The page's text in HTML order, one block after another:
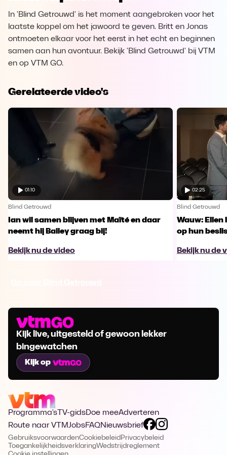
In 'Blind Getrouwd' is het moment aangebroken voor het
laatste koppel om het jawoord te geven. Britt en Jonas
ontmoeten elkaar voor het eerst in het echt en beginnen
samen aan hun avontuur. Bekijk 'Blind Getrouwd' bij VTM
en op VTM GO.
Gerelateerde video's
01:10
Blind Getrouwd
Ian wil samen blijven met Maïté en daar
neemt hij Bailey graag bij!
Bekijk nu de video
02:25
Blind Getrouwd
Wauw:
op hun
Bekijk nu de
Kijk live, uitgesteld of gewoon lekker
bingewatchen
Kijk op
Programma's TV-gidsDoe meeAdverteren
Route naar VTMJobsFAQNieuwsbrief
GebruiksvoorwaardenCookiebeleid Privacybeleid
ToegankelijkheidsverklaringWedstrijdreglement